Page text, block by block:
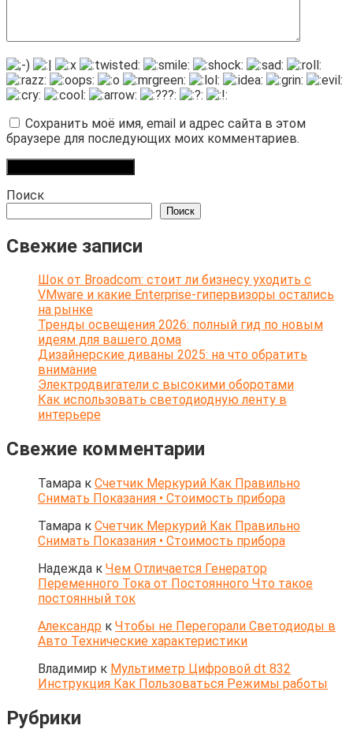
Сохранить моё имя, email и адрес сайта в этом
браузере для последующих моих комментариев.
Поиск
Поиск
Свежие записи
Шок от Broadcom: стоит ли бизнесу уходить с
VMware и какие Enterprise-гипервизоры остались
на рынке
Тренды освещения 2026: полный гид по новым
идеям для вашего дома
Дизайнерские диваны 2025: на что обратить
внимание
Электродвигатели с высокими оборотами
Как использовать светодиодную ленту в
интерьере
Свежие комментарии
Тамара к Счетчик Меркурий Как Правильно
Снимать Показания • Стоимость прибора
Тамара к Счетчик Меркурий Как Правильно
Снимать Показания • Стоимость прибора
Надежда к Чем Отличается Генератор
Переменного Тока от Постоянного Что такое
постоянный ток
Александр к Чтобы не Перегорали Светодиоды в
Авто Технические характеристики
Владимир к Мультиметр Цифровой dt 832
Инструкция Как Пользоваться Режимы работы
Рубрики